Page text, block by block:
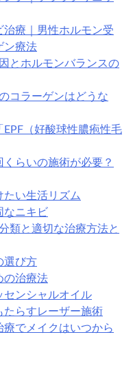
療｜男性ホルモン受
ン療法
とホルモンバランスの
コラーゲンはどうな
（好酸球性膿疱性毛
らいの施術が必要？
たい生活リズム
なニキビ
類と適切な治療方法と
選び方
の治療法
センシャルオイル
たらすレーザー施術
でメイクはいつから